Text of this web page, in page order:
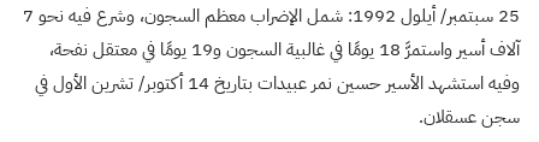
25 سبتمبر/ أيلول 1992: شمل الإضراب معظم السجون، وشرع فيه نحو 7
آلاف أسير واستمرَّ 18 يومًا في غالبية السجون و19 يومًا في معتقل نفحة،
وفيه استشهد الأسير حسين نمر عبيدات بتاريخ 14 أكتوبر/ تشرين الأول في
سجن عسقلان.